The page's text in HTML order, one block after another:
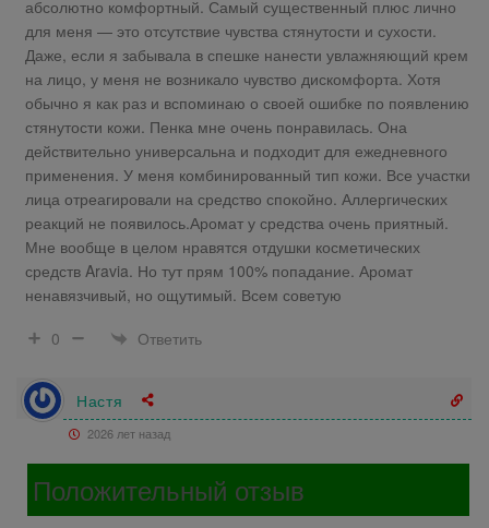
абсолютно комфортный. Самый существенный плюс лично
для меня — это отсутствие чувства стянутости и сухости.
Даже, если я забывала в спешке нанести увлажняющий крем
на лицо, у меня не возникало чувство дискомфорта. Хотя
обычно я как раз и вспоминаю о своей ошибке по появлению
стянутости кожи. Пенка мне очень понравилась. Она
действительно универсальна и подходит для ежедневного
применения. У меня комбинированный тип кожи. Все участки
лица отреагировали на средство спокойно. Аллергических
реакций не появилось.Аромат у средства очень приятный.
Мне вообще в целом нравятся отдушки косметических
средств Aravia. Но тут прям 100% попадание. Аромат
ненавязчивый, но ощутимый. Всем советую
0
Ответить
Настя
2026 лет назад
Положительный отзыв